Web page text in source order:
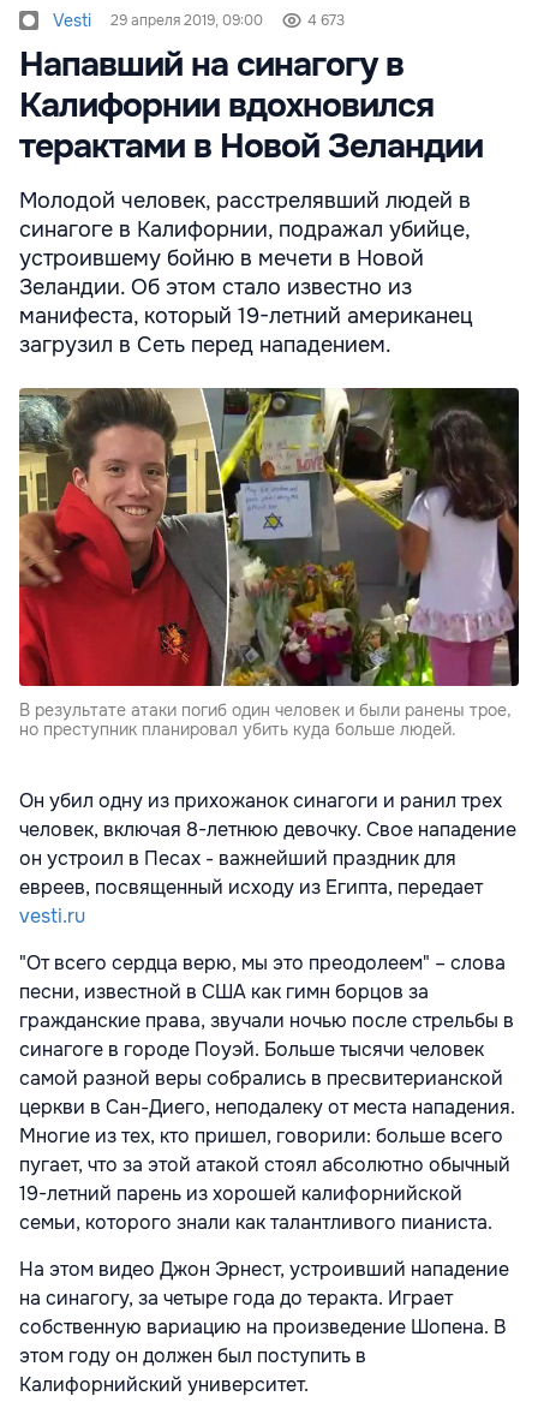
Vesti 29 апреля 2019, 09:00 4 673
Напавший на синагогу в
Калифорнии вдохновился
терактами в Новой Зеландии
Молодой человек, расстрелявший людей в
синагоге в Калифорнии, подражал убийце,
устроившему бойню в мечети в Новой
Зеландии. Об этом стало известно из
манифеста, который 19-летний американец
загрузил в Сеть перед нападением.
В результате атаки погиб один человек и были ранены трое,
но преступник планировал убить куда больше людей.
Он убил одну из прихожанок синагоги и ранил трех
человек, включая 8-летнюю девочку. Свое нападение
он устроил в Песах - важнейший праздник для
евреев, посвященный исходу из Египта, передает
vesti.ru
"От всего сердца верю, мы это преодолеем" – слова
песни, известной в США как гимн борцов за
гражданские права, звучали ночью после стрельбы в
синагоге в городе Поуэй. Больше тысячи человек
самой разной веры собрались в пресвитерианской
церкви в Сан-Диего, неподалеку от места нападения.
Многие из тех, кто пришел, говорили: больше всего
пугает, что за этой атакой стоял абсолютно обычный
19-летний парень из хорошей калифорнийской
семьи, которого знали как талантливого пианиста.
На этом видео Джон Эрнест, устроивший нападение
на синагогу, за четыре года до теракта. Играет
собственную вариацию на произведение Шопена. В
этом году он должен был поступить в
Калифорнийский университет.